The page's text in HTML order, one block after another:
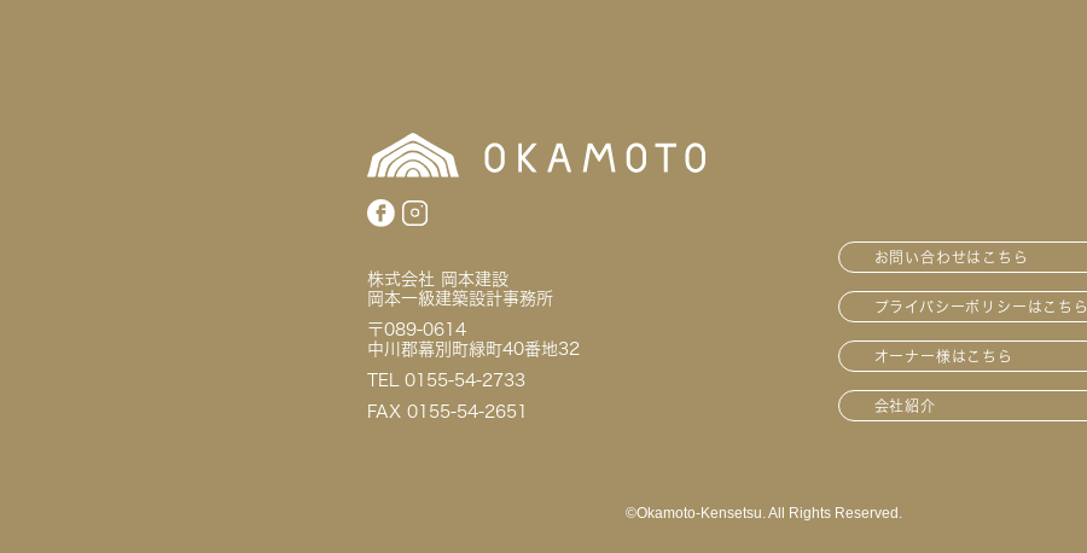
株式会社 岡本建設
岡本一級建築設計事務所
〒089-0614
中川郡幕別町緑町40番地32
TEL 0155-54-2733
FAX 0155-54-2651
お問い合わせはこちら
プライバシーポリシーはこちら
オーナー様はこちら
会社紹介
©︎Okamoto-Kensetsu. All Rights Reserved.